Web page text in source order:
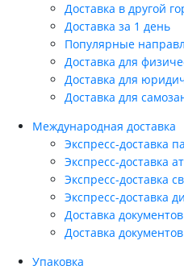
Доставка в другой
Доставка за 1 день
Популярные
Доставка для
Доставка для
Доставка для
Международная доставка
Экспресс-доставка
Экспресс-доставка
Экспресс-доставка
Экспресс-доставка
Доставка
Доставка
Упаковка